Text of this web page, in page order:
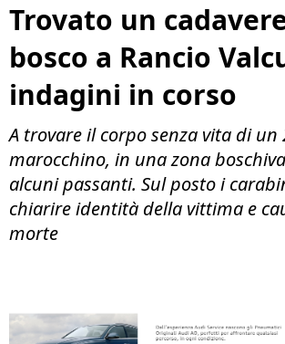
Trovato un
bosco a Rancio
indagini in corso
A trovare il corpo senza vita di un
marocchino, in una zona
alcuni passanti. Sul posto i
chiarire identità della vittima e
morte